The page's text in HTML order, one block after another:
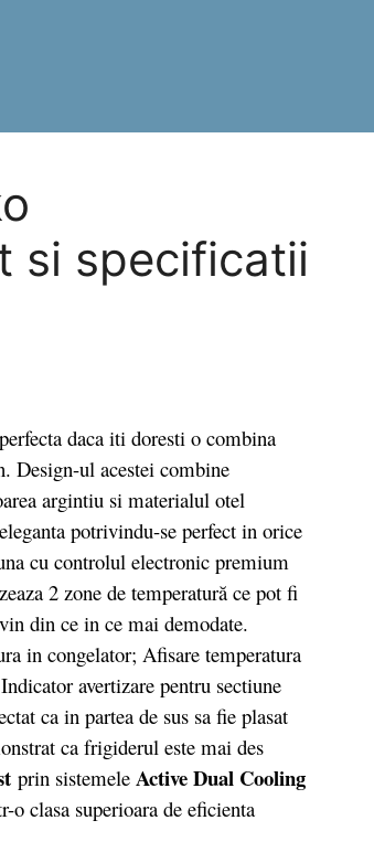
si specificatii
daca iti doresti o combina
Design-ul acestei combine
argintiu si materialul otel
potrivindu-se perfect in orice
cu controlul electronic premium
2 zone de temperatură ce pot fi
din ce in ce mai demodate.
in congelator; Afisare temperatura
avertizare pentru sectiune
ca in partea de sus sa fie plasat
ca frigiderul este mai des
prin sistemele Active Dual Cooling
o clasa superioara de eficienta